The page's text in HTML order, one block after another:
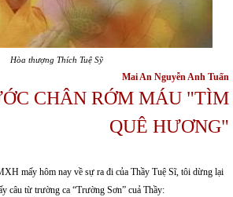
Hòa thượng Thích Tuệ Sỹ
Mai An Nguyễn Anh Tuấn
CHÂN RỚM MÁU "TÌM
QUÊ HƯƠNG"
mấy hôm nay về sự ra đi của Thầy Tuệ Sĩ, tôi dừng lại
câu từ trường ca “Trường Sơn” cuả Thầy: